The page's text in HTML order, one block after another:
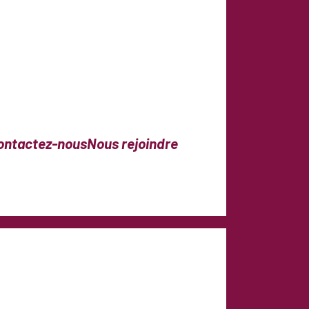
nousNous rejoindre